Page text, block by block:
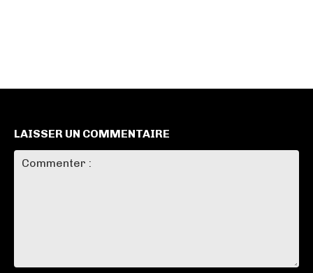
LAISSER UN COMMENTAIRE